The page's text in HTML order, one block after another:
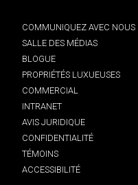
COMMUNIQUEZ AVEC NOUS
SALLE DES MÉDIAS
BLOGUE
PROPRIÉTÉS LUXUEUSES
COMMERCIAL
INTRANET
AVIS JURIDIQUE
CONFIDENTIALITÉ
TÉMOINS
ACCESSIBILITÉ